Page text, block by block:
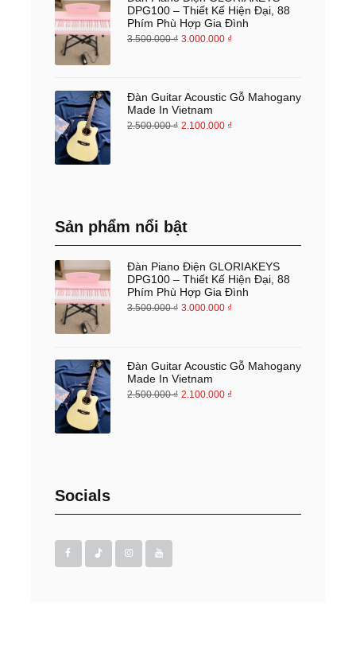
DPG100 – Thiết Kế Hiện Đại, 88
Phím Phù Hợp Gia Đình
3.500.000₫ 3.000.000 ₫
Đàn Guitar Acoustic Gỗ Mahogany
Made In Vietnam
2.500.000₫ 2.100.000 ₫
Sản phẩm nổi bật
Đàn Piano Điện GLORIAKEYS
DPG100 – Thiết Kế Hiện Đại, 88
Phím Phù Hợp Gia Đình
3.500.000₫ 3.000.000 ₫
Đàn Guitar Acoustic Gỗ Mahogany
Made In Vietnam
2.500.000₫ 2.100.000 ₫
Socials